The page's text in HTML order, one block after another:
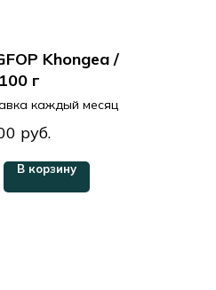
Khongea /
100 г
каждый месяц
руб.
В корзину